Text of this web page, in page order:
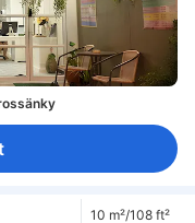
10 m²/108 ft²